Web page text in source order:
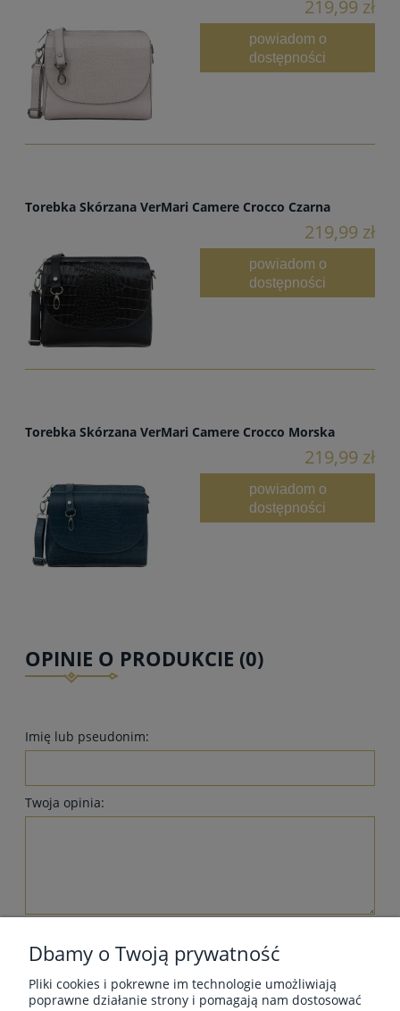
219,99 zł
powiadom o
dostępności
Torebka Skórzana VerMari Camere Crocco Czarna
219,99 zł
powiadom o
dostępności
Torebka Skórzana VerMari Camere Crocco Morska
219,99 zł
powiadom o
dostępności
OPINIE O PRODUKCIE (0)
Imię lub pseudonim:
Twoja opinia:
Dbamy o Twoją prywatność
Pliki cookies i pokrewne im technologie umożliwiają
poprawne działanie strony i pomagają nam dostosować